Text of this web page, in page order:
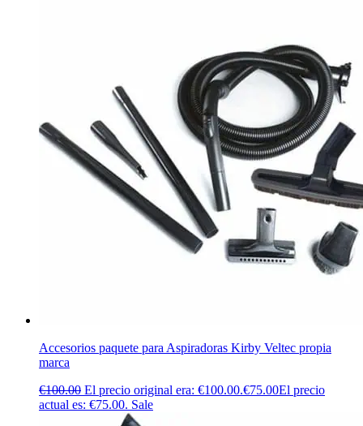
Accesorios paquete para Aspiradoras Kirby Veltec propia
marca
€100.00 El precio original era: €100.00.€75.00El precio
actual es: €75.00. Sale